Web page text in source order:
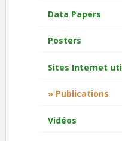
Data Papers
Posters
Sites Internet
Publications
Vidéos